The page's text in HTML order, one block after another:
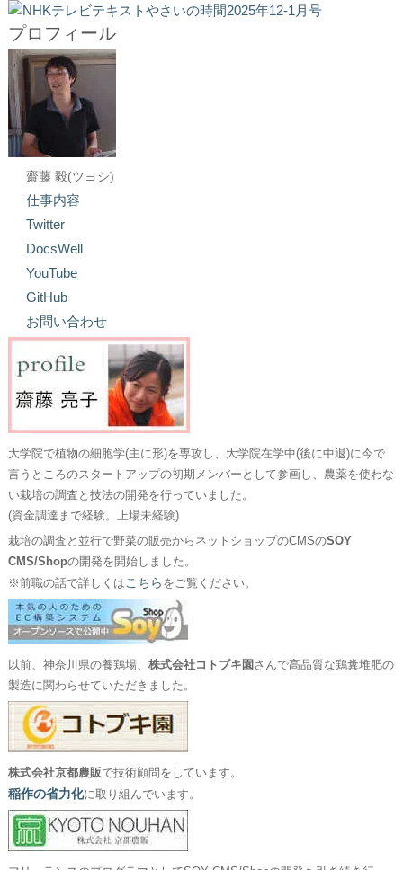
プロフィール
齋藤 毅(ツヨシ)
仕事内容
Twitter
DocsWell
YouTube
GitHub
お問い合わせ
大学院で植物の細胞学(主に形)を専攻し、大学院在学中(後に中退)に今で
言うところのスタートアップの初期メンバーとして参画し、農薬を使わな
い栽培の調査と技法の開発を行っていました。
(資金調達まで経験。上場未経験)
栽培の調査と並行で野菜の販売からネットショップのCMSのSOY
CMS/Shopの開発を開始しました。
※前職の話で詳しくはこちら をご覧ください。
以前、神奈川県の養鶏場、 株式会社コトブキ園 さんで高品質な鶏糞堆肥の
製造に関わらせていただきました。
株式会社京都農販で技術顧問をしています。
稲作の省力化に取り組んでいます。